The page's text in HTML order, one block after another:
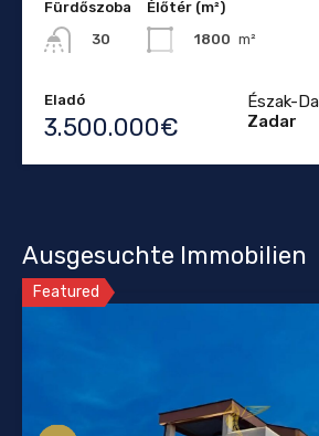
Fürdőszoba
30
Élőtér (m²)
1800 m²
Eladó
3.500.000€
Észak-
Zadar
Ausgesuchte Immobilien
Featured